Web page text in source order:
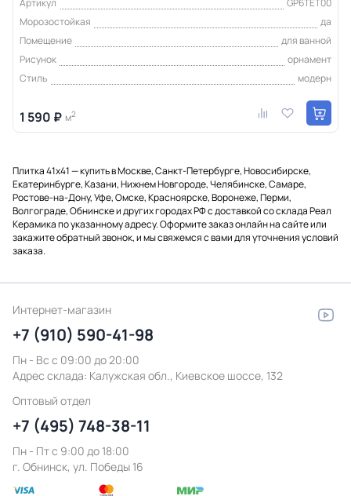
Артикул
GP6TET00
Морозостойкая
да
Помещение
для ванной
Рисунок
орнамент
Стиль
модерн
1 590 ₽ м2
Плитка 41x41 — купить в Москве, Санкт-Петербурге, Новосибирске,
Екатеринбурге, Казани, Нижнем Новгороде, Челябинске, Самаре,
Ростове-на-Дону, Уфе, Омске, Красноярске, Воронеже, Перми,
Волгограде, Обнинске и других городах РФ с доставкой со склада Реал
Керамика по указанному адресу. Оформите заказ онлайн на сайте или
закажите обратный звонок, и мы свяжемся с вами для уточнения условий
заказа.
Интернет-магазин
+7 (910) 590-41-98
Пн - Вс с 09:00 до 20:00
Адрес склада: Калужская обл., Киевское шоссе, 132
Оптовый отдел
+7 (495) 748-38-11
Пн - Пт c 9:00 до 18:00
г. Обнинск, ул. Победы 16